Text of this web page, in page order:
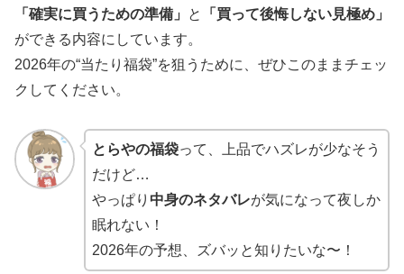
「確実に買うための準備」 と
「買って後悔しない見極め」
ができる内容にしています。
2026年の“当たり福袋”を狙うために、ぜひこのままチェッ
クしてください。
とらやの福袋って、上品でハズレが少なそう
だけど…
やっぱり 中身のネタバレが気になって夜しか
眠れない！
2026年の予想、ズバッと知りたいな〜！